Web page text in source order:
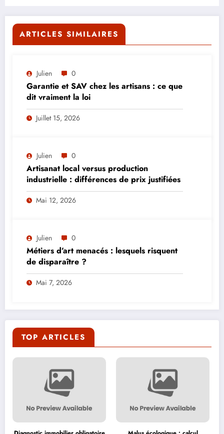
ARTICLES SIMILAIRES
Julien 0
Garantie et SAV chez les artisans : ce que
dit vraiment la loi
Juillet 15, 2026
Julien 0
Artisanat local versus production
industrielle : différences de prix justifiées
Mai 12, 2026
Julien 0
Métiers d’art menacés : lesquels risquent
de disparaître ?
Mai 7, 2026
TOP ARTICLES